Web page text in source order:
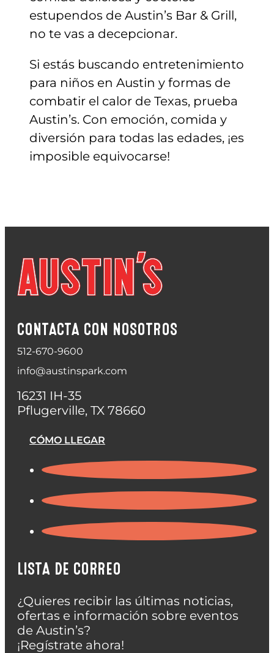
estupendos de Austin’s Bar & Grill,
no te vas a decepcionar.
Si estás buscando entretenimiento
para niños en Austin y formas de
combatir el calor de Texas, prueba
Austin’s. Con emoción, comida y
diversión para todas las edades, ¡es
imposible equivocarse!
CONTACTA CON NOSOTROS
512-670-9600
info@austinspark.com
16231 IH-35
Pflugerville, TX 78660
CÓMO LLEGAR
LISTA DE CORREO
¿Quieres recibir las últimas noticias,
ofertas e información sobre eventos
de Austin’s?
¡Regístrate ahora!